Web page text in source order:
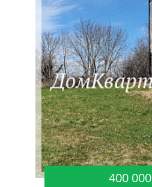
400 000